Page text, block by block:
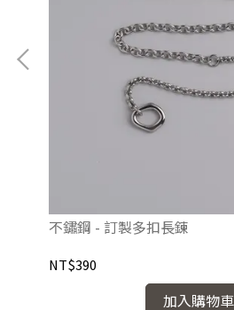
不鏽鋼 - 訂製多扣長鍊
NT$390
加入購物車